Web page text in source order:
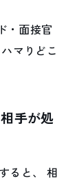
・面接官
マりどこ
手が処
ると、 相